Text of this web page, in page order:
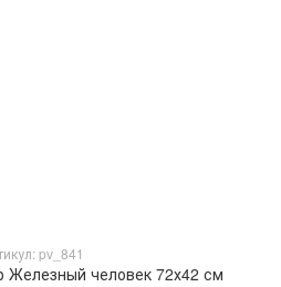
pv_841
Железный человек 72х42 см